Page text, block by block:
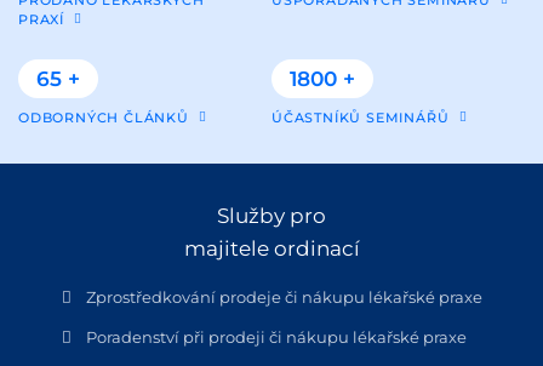
PRAXÍ
65 +
ODBORNÝCH ČLÁNKŮ
1800 +
ÚČASTNÍKŮ SEMINÁŘŮ
Služby pro
majitele ordinací
Zprostředkování prodeje či nákupu lékařské praxe
Poradenství při prodeji či nákupu lékařské praxe